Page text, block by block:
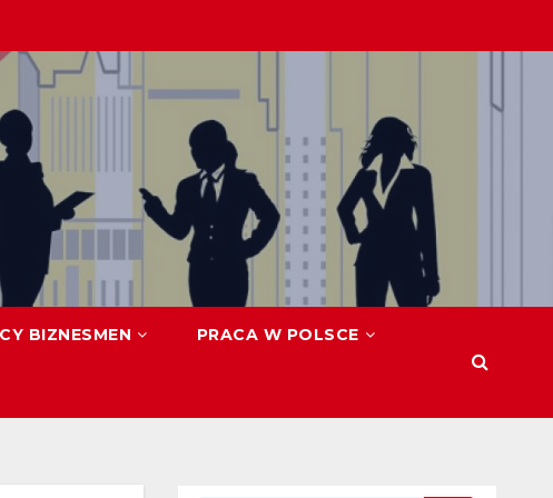
BIZNESMEN PRACA W POLSCE